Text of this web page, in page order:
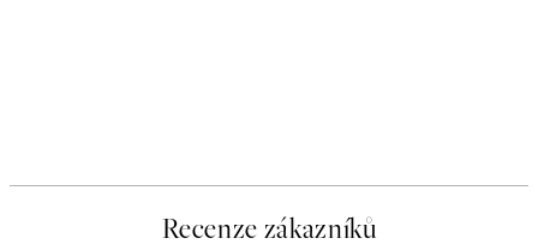
Recenze zákazníků